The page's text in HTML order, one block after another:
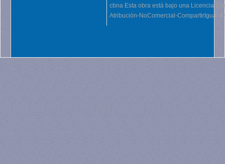
cbna Esta obra está bajo una Licencia
Atribución-NoComercial-CompartirIgual